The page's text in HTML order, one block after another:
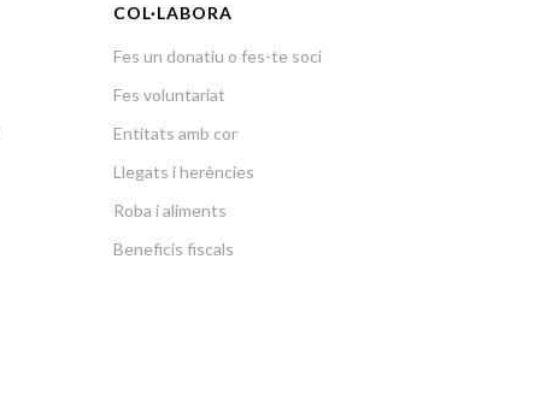
COL·LABORA
Fes un donatiu o fes-te soci
Fes voluntariat
Entitats amb cor
Llegats i herències
Roba i aliments
Beneficis fiscals